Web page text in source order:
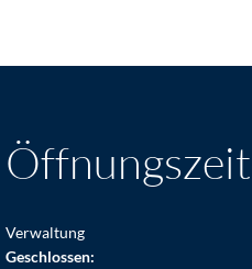
Verwaltung
Klicken, um weitere Öffnungs-
Geschlossen: